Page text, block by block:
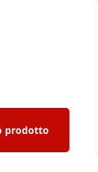
prodotto